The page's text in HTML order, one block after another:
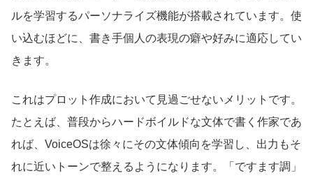
ルを学習するパーソナライズ機能が搭載されています。使
い込むほどに、書き手個人の表現の癖や好みに適応してい
きます。
これはプロット作成において見過ごせないメリットです。
たとえば、普段からハードボイルドな文体で書く作家であ
れば、VoiceOSは徐々にその文体傾向を学習し、出力もそ
れに近いトーンで整えるようになります。「ですます調」